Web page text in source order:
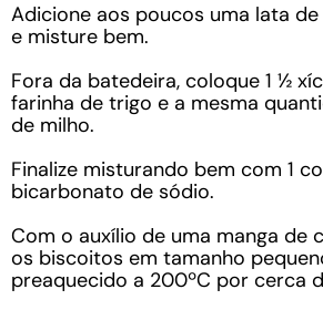
Adicione aos poucos uma lata
e misture bem.
Fora da batedeira, coloque 1 ½
farinha de trigo e a mesma
de milho.
Finalize misturando bem com 1
bicarbonato de sódio.
Com o auxílio de uma manga de
os biscoitos em tamanho
preaquecido a 200ºC por cerca